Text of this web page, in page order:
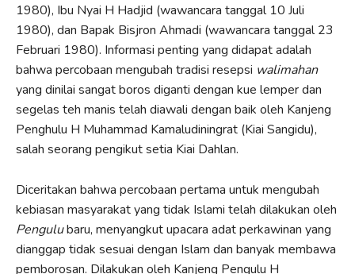
1980), Ibu Nyai H Hadjid (wawancara tanggal 10 Juli
1980), dan Bapak Bisjron Ahmadi (wawancara tanggal 23
Februari 1980). Informasi penting yang didapat adalah
bahwa percobaan mengubah tradisi resepsi walimahan
yang dinilai sangat boros diganti dengan kue lemper dan
segelas teh manis telah diawali dengan baik oleh Kanjeng
Penghulu H Muhammad Kamaludiningrat (Kiai Sangidu),
salah seorang pengikut setia Kiai Dahlan.
Diceritakan bahwa percobaan pertama untuk mengubah
kebiasan masyarakat yang tidak Islami telah dilakukan oleh
Pengulubaru, menyangkut upacara adat perkawinan yang
dianggap tidak sesuai dengan Islam dan banyak membawa
pemborosan. Dilakukan oleh Kanjeng Pengulu H